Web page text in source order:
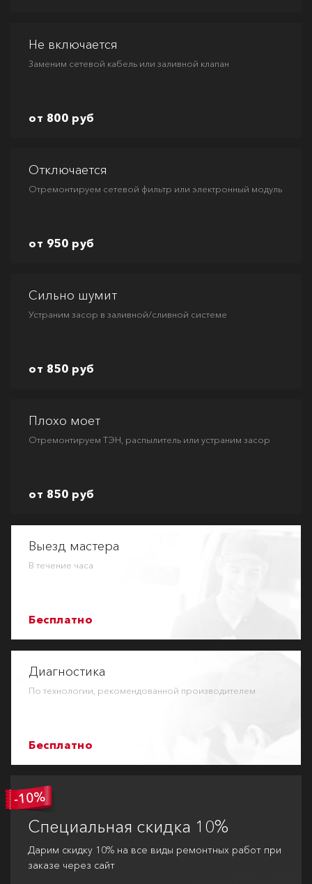
Не включается
Заменим сетевой кабель или заливной клапан
от 800 руб
Отключается
Отремонтируем сетевой фильтр или электронный модуль
от 950 руб
Сильно шумит
Устраним засор в заливной/сливной системе
от 850 руб
Плохо моет
Отремонтируем ТЭН, распылитель или устраним засор
от 850 руб
Выезд мастера
В течение часа
Бесплатно
Диагностика
По технологии, рекомендованной производителем
Бесплатно
Специальная скидка 10%
Дарим скидку 10% на все виды ремонтных работ при
заказе через сайт